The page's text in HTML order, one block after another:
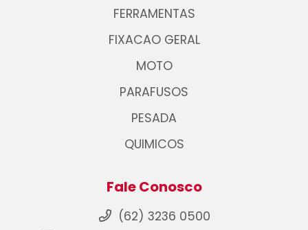
FERRAMENTAS
FIXACAO GERAL
MOTO
PARAFUSOS
PESADA
QUIMICOS
Fale Conosco
(62) 3236 0500